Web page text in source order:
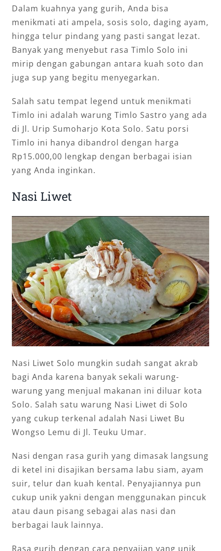
Dalam kuahnya yang gurih, Anda bisa
menikmati ati ampela, sosis solo, daging ayam,
hingga telur pindang yang pasti sangat lezat.
Banyak yang menyebut rasa Timlo Solo ini
mirip dengan gabungan antara kuah soto dan
juga sup yang begitu menyegarkan.
Salah satu tempat legend untuk menikmati
Timlo ini adalah warung Timlo Sastro yang ada
di Jl. Urip Sumoharjo Kota Solo. Satu porsi
Timlo ini hanya dibandrol dengan harga
Rp15.000,00 lengkap dengan berbagai isian
yang Anda inginkan.
Nasi Liwet
Nasi Liwet Solo mungkin sudah sangat akrab
bagi Anda karena banyak sekali warung-
warung yang menjual makanan ini diluar kota
Solo. Salah satu warung Nasi Liwet di Solo
yang cukup terkenal adalah Nasi Liwet Bu
Wongso Lemu di Jl. Teuku Umar.
Nasi dengan rasa gurih yang dimasak langsung
di ketel ini disajikan bersama labu siam, ayam
suir, telur dan kuah kental. Penyajiannya pun
cukup unik yakni dengan menggunakan pincuk
atau daun pisang sebagai alas nasi dan
berbagai lauk lainnya.
Rasa gurih dengan cara penyajian yang unik